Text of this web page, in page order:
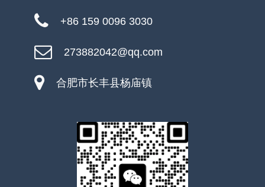
+86 159 0096 3030
273882042@qq.com
合肥市长丰县杨庙镇